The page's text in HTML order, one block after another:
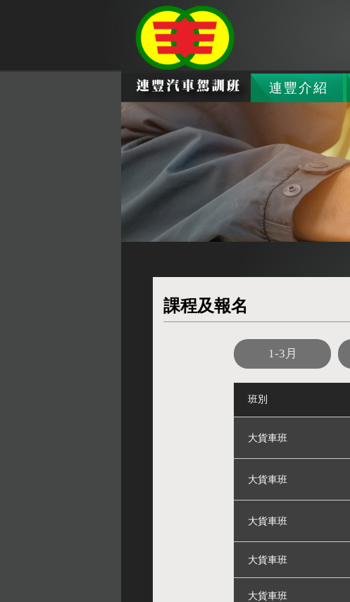
連豐介紹
課程及報名
1-3月
班別
大貨車班
大貨車班
大貨車班
大貨車班
大貨車班